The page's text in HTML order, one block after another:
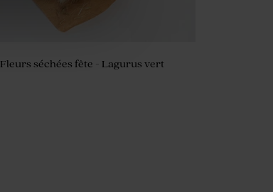
Fleurs séchées fête - Lagurus vert